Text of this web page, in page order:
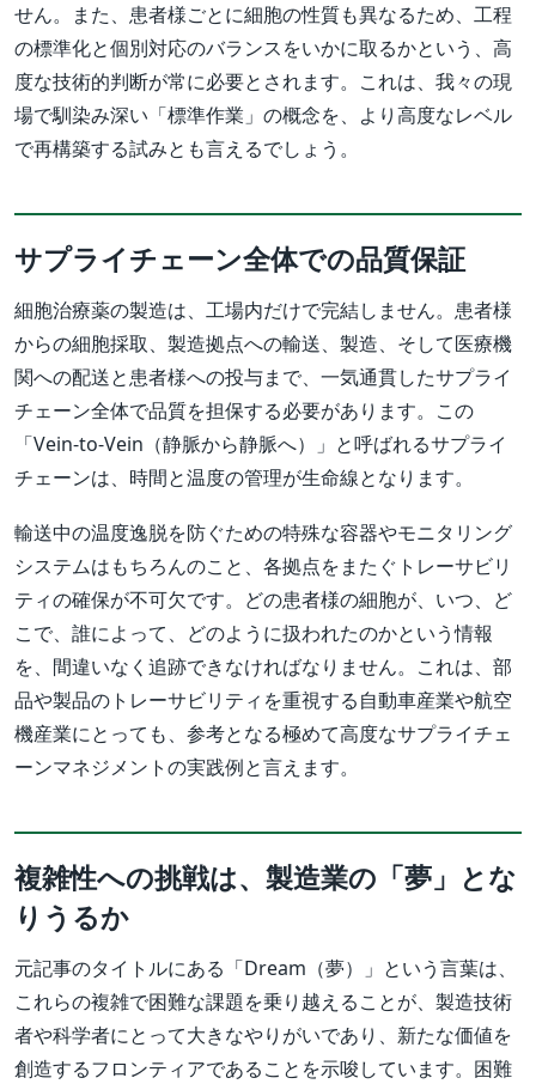
せん。また、患者様ごとに細胞の性質も異なるため、工程
の標準化と個別対応のバランスをいかに取るかという、高
度な技術的判断が常に必要とされます。これは、我々の現
場で馴染み深い「標準作業」の概念を、より高度なレベル
で再構築する試みとも言えるでしょう。
サプライチェーン全体での品質保証
細胞治療薬の製造は、工場内だけで完結しません。患者様
からの細胞採取、製造拠点への輸送、製造、そして医療機
関への配送と患者様への投与まで、一気通貫したサプライ
チェーン全体で品質を担保する必要があります。この
「Vein-to-Vein（静脈から静脈へ）」と呼ばれるサプライ
チェーンは、時間と温度の管理が生命線となります。
輸送中の温度逸脱を防ぐための特殊な容器やモニタリング
システムはもちろんのこと、各拠点をまたぐトレーサビリ
ティの確保が不可欠です。どの患者様の細胞が、いつ、ど
こで、誰によって、どのように扱われたのかという情報
を、間違いなく追跡できなければなりません。これは、部
品や製品のトレーサビリティを重視する自動車産業や航空
機産業にとっても、参考となる極めて高度なサプライチェ
ーンマネジメントの実践例と言えます。
複雑性への挑戦は、製造業の「夢」とな
りうるか
元記事のタイトルにある「Dream（夢）」という言葉は、
これらの複雑で困難な課題を乗り越えることが、製造技術
者や科学者にとって大きなやりがいであり、新たな価値を
創造するフロンティアであることを示唆しています。困難